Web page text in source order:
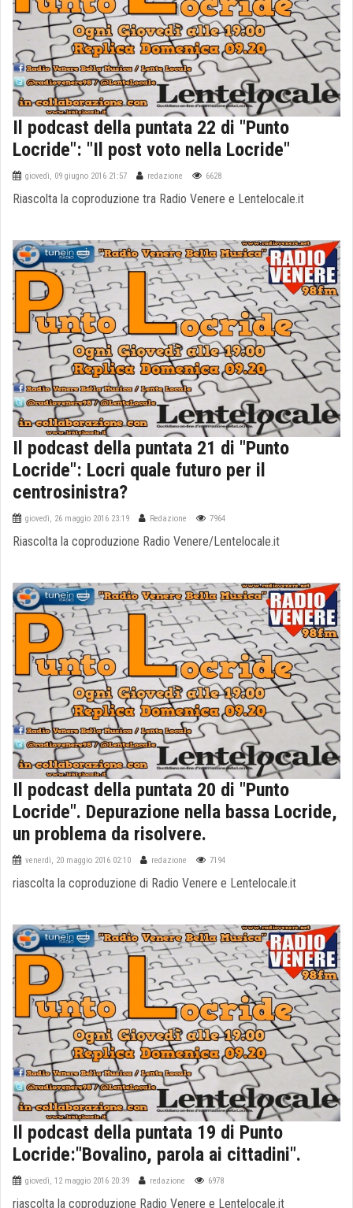
Il podcast della puntata 22 di "Punto
Locride": "Il post voto nella Locride"
giovedì, 09 giugno 2016 21:57 redazione 6628
Riascolta la coproduzione tra Radio Venere e Lentelocale.it
Il podcast della puntata 21 di "Punto
Locride": Locri quale futuro per il
centrosinistra?
giovedì, 26 maggio 2016 23:19 Redazione 7964
Riascolta la coproduzione Radio Venere/Lentelocale.it
Il podcast della puntata 20 di "Punto
Locride". Depurazione nella bassa Locride,
un problema da risolvere.
venerdì, 20 maggio 2016 02:10 redazione 7194
riascolta la coproduzione di Radio Venere e Lentelocale.it
Il podcast della puntata 19 di Punto
Locride:"Bovalino, parola ai cittadini".
giovedì, 12 maggio 2016 20:39 redazione 6978
riascolta la coproduzione Radio Venere e Lentelocale.it